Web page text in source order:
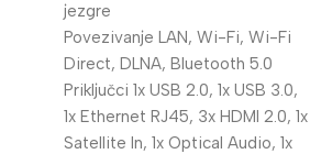
jezgre
Povezivanje LAN, Wi-Fi, Wi-Fi
Direct, DLNA, Bluetooth 5.0
Priključci 1x USB 2.0, 1x USB 3.0,
1x Ethernet RJ45, 3x HDMI 2.0, 1x
Satellite In, 1x Optical Audio, 1x